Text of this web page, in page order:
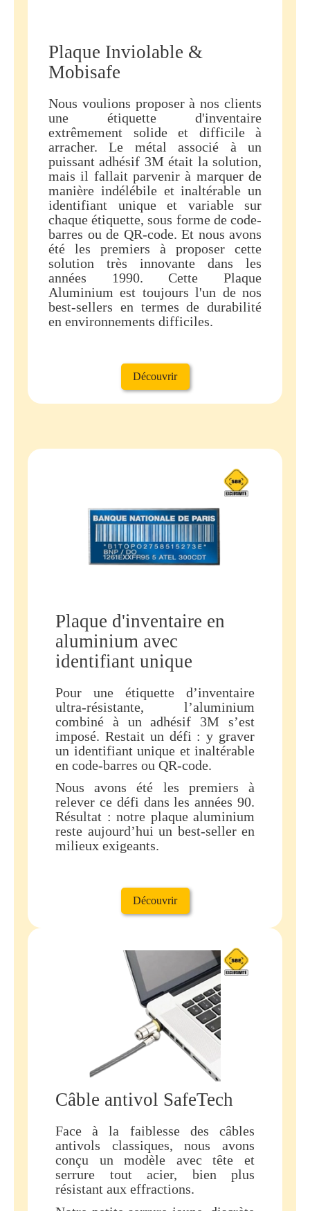
Plaque Inviolable &
Mobisafe
Nous voulions proposer à nos clients
une étiquette d'inventaire
extrêmement solide et difficile à
arracher. Le métal associé à un
puissant adhésif 3M était la solution,
mais il fallait parvenir à marquer de
manière indélébile et inaltérable un
identifiant unique et variable sur
chaque étiquette, sous forme de code-
barres ou de QR-code. Et nous avons
été les premiers à proposer cette
solution très innovante dans les
années 1990. Cette Plaque
Aluminium est toujours l'un de nos
best-sellers en termes de durabilité
en environnements difficiles.
Découvrir
Plaque d'inventaire en
aluminium avec
identifiant unique
Pour une étiquette d’inventaire
ultra-résistante, l’aluminium
combiné à un adhésif 3M s’est
imposé. Restait un défi : y graver
un identifiant unique et inaltérable
en code-barres ou QR-code.
Nous avons été les premiers à
relever ce défi dans les années 90.
Résultat : notre plaque aluminium
reste aujourd’hui un best-seller en
milieux exigeants.
Découvrir
Câble antivol SafeTech
Face à la faiblesse des câbles
antivols classiques, nous avons
conçu un modèle avec tête et
serrure tout acier, bien plus
résistant aux effractions.